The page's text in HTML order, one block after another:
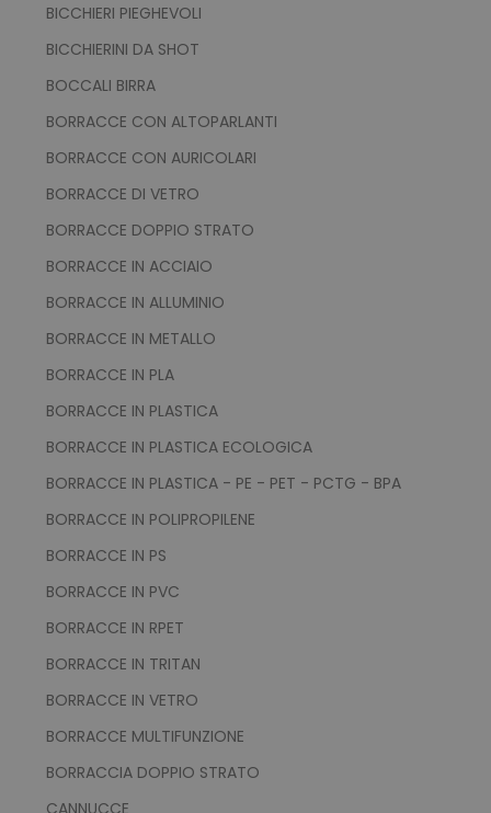
BICCHIERI PIEGHEVOLI
BICCHIERINI DA SHOT
BOCCALI BIRRA
BORRACCE CON ALTOPARLANTI
BORRACCE CON AURICOLARI
BORRACCE DI VETRO
BORRACCE DOPPIO STRATO
BORRACCE IN ACCIAIO
BORRACCE IN ALLUMINIO
BORRACCE IN METALLO
BORRACCE IN PLA
BORRACCE IN PLASTICA
BORRACCE IN PLASTICA ECOLOGICA
BORRACCE IN PLASTICA - PE - PET - PCTG - BPA
BORRACCE IN POLIPROPILENE
BORRACCE IN PS
BORRACCE IN PVC
BORRACCE IN RPET
BORRACCE IN TRITAN
BORRACCE IN VETRO
BORRACCE MULTIFUNZIONE
BORRACCIA DOPPIO STRATO
CANNUCCE